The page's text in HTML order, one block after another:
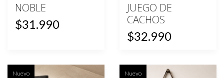
NOBLE
$31.990
JUEGO DE
CACHOS
$32.990
Nuevo Nuevo